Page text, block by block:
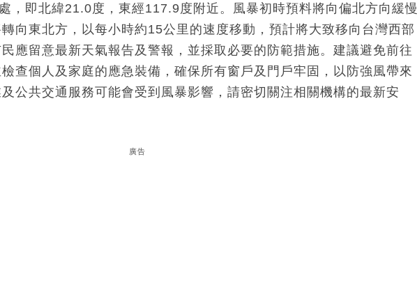
，即北緯21.0度，東經117.9度附近。風暴初時預料將向偏北方向緩慢
向東北方，以每小時約15公里的速度移動，預計將大致移向台灣西部
應留意最新天氣報告及警報，並採取必要的防範措施。建議避免前往
查個人及家庭的應急裝備，確保所有窗戶及門戶牢固，以防強風帶來
公共交通服務可能會受到風暴影響，請密切關注相關機構的最新安
廣告